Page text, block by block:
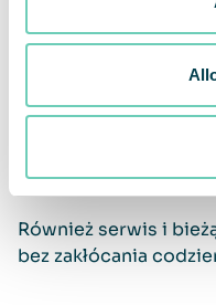
ten
Również serwis i
bez zakłócania